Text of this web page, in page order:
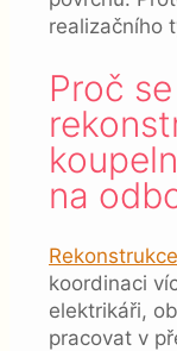
realizačního
Proč
na
koordinaci
elektrikáři,
pracovat v